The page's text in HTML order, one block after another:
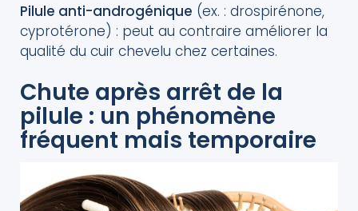
Pilule anti-androgénique (ex. : drospirénone,
cyprotérone) : peut au contraire améliorer la
qualité du cuir chevelu chez certaines.
Chute après arrêt de la
pilule : un phénomène
fréquent mais temporaire